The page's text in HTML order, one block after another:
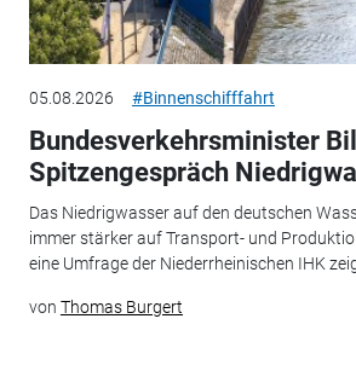
05.08.2026 #Binnenschifffahrt
Bundesverkehrsminister
Spitzengespräch
Das Niedrigwasser auf den deutschen
immer stärker auf Transport- und
eine Umfrage der Niederrheinischen IHK
von Thomas Burgert